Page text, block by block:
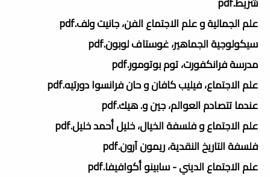
علم الجمالية و علم الاجتماع الفن، جانيت ولف.pdf
سيكولوجية الجماهير، غوستاف لوبون.pdf
مدرسة فرانكفورت، توم بوتومور.pdf
علم الاجتماع، فيليب كافان و حان فرانسوا دورتيه.pdf
عندما تتصادم العوالم، جين و. هيك.pdf
علم الاجتماع و فلسفة الخيال، خليل أحمد خليل.pdf
فلسفة التاريخ النقدية، ريمون آرون.pdf
علم الاجتماع الديني - سابينو أكوافيفا.pdf